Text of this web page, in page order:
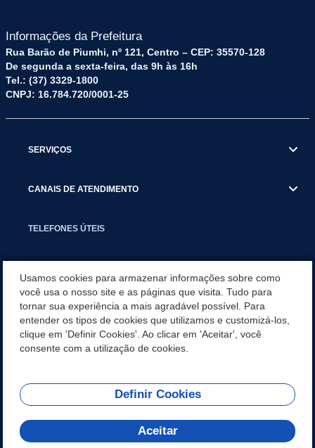
Informações da Prefeitura
Rua Barão de Piumhi, nº 121, Centro – CEP: 35570-128
De segunda a sexta-feira, das 9h às 16h
Tel.: (37) 3329-1800
CNPJ: 16.784.720/0001-25
SERVIÇOS
CANAIS DE ATENDIMENTO
TELEFONES ÚTEIS
NOTÍCIAS
APLICATIVO
REDES SOCIAIS
Usamos cookies para armazenar informações sobre como
você usa o nosso site e as páginas que visita. Tudo para
tornar sua experiência a mais agradável possível. Para
entender os tipos de cookies que utilizamos e customizá-los,
clique em 'Definir Cookies'. Ao clicar em 'Aceitar', você
consente com a utilização de cookies.
Definir Cookies
Aceitar